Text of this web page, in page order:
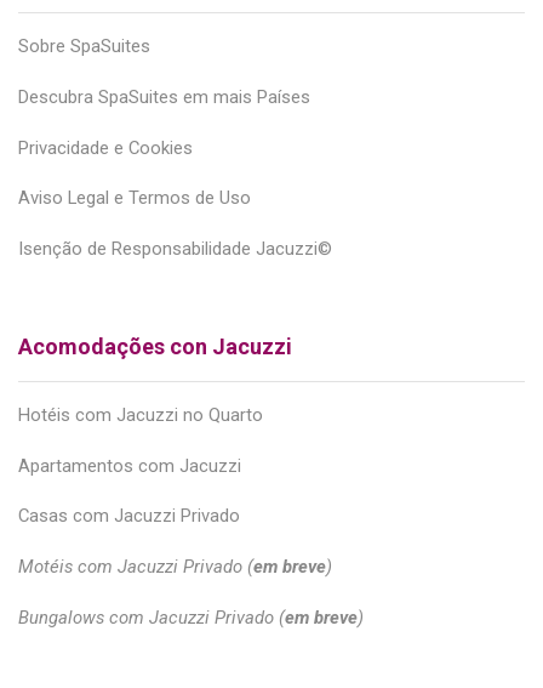
Sobre SpaSuites
Descubra SpaSuites em mais Países
Privacidade e Cookies
Aviso Legal e Termos de Uso
Isenção de Responsabilidade Jacuzzi©
Acomodações con Jacuzzi
Hotéis com Jacuzzi no Quarto
Apartamentos com Jacuzzi
Casas com Jacuzzi Privado
Motéis com Jacuzzi Privado (em breve)
Bungalows com Jacuzzi Privado (em breve)